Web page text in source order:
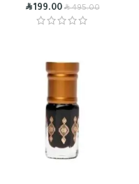
R495.00
R199.00